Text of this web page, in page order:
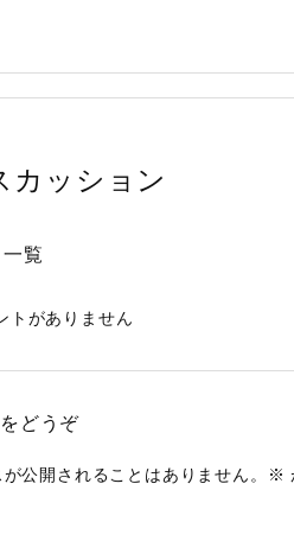
カッション
覧
トがありません
どうぞ
公開されることはありません。 ※